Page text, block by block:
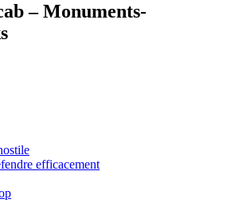
– Monuments-
efficacement